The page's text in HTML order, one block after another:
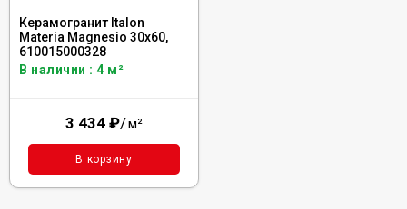
Керамогранит Italon
Materia Magnesio 30x60,
610015000328
В наличии : 4 м²
3 434 ₽/м²
В корзину